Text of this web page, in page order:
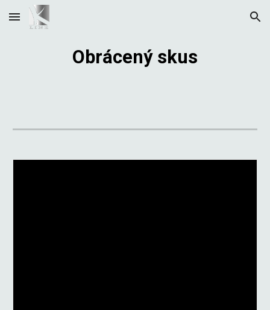
Skip to main content Skip to navigation
Obrácený skus